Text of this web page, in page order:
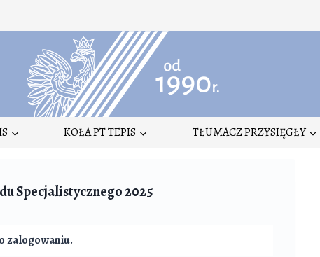
KOŁA PT TEPIS TŁUMACZ PRZYSIĘGŁY
Specjalistycznego 2025
zalogowaniu.